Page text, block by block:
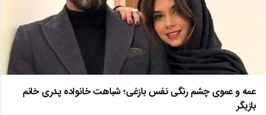
عمه و عموی چشم رنگی نفس بازغی؛ شباهت خانواده پدری خانم
بازیگر